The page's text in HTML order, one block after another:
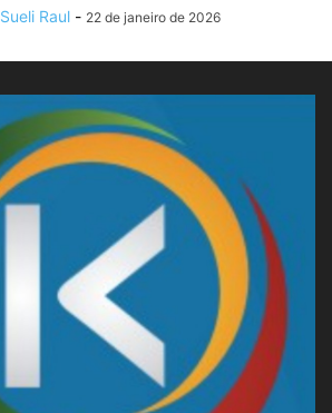
Sueli Raul - 22 de janeiro de 2026